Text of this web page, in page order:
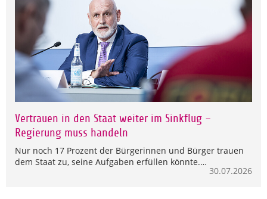
Vertrauen in den Staat weiter im Sinkflug –
Regierung muss handeln
Nur noch 17 Prozent der Bürgerinnen und Bürger trauen
dem Staat zu, seine Aufgaben erfüllen könnte.…
30.07.2026